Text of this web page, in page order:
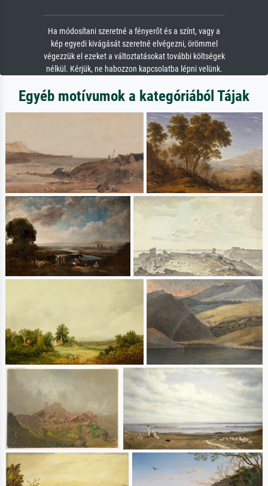
Ha módosítani szeretné a fényerőt és a színt, vagy a
kép egyedi kivágását szeretné elvégezni, örömmel
végezzük el ezeket a változtatásokat további költségek
nélkül. Kérjük, ne habozzon kapcsolatba lépni velünk.
Egyéb motívumok a kategóriából Tájak